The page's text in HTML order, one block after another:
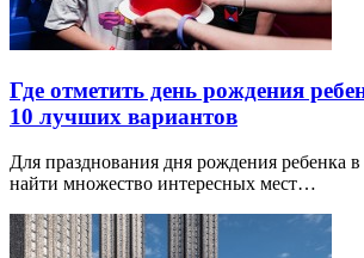
Где отметить день рождения
10 лучших вариантов
Для празднования дня рождения ребенка
найти множество интересных мест…